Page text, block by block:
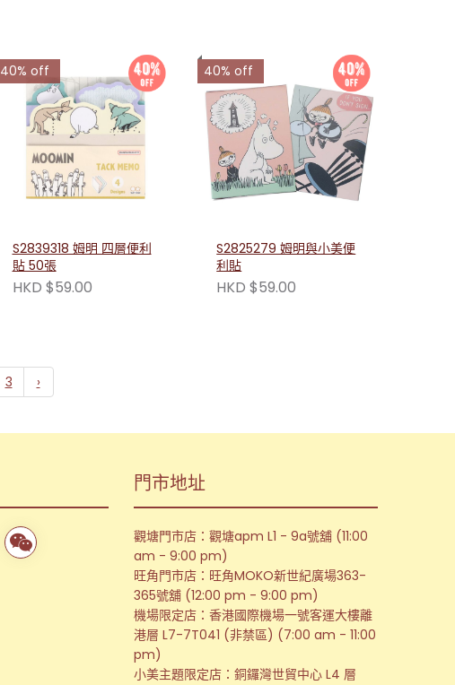
40% off
S2839318 姆明 四層便利
貼 50張
HKD $59.00
40% off
S2825279 姆明與小美便
利貼
HKD $59.00
3 ›
門市地址
觀塘門市店：觀塘apm L1 - 9a號舖 (11:00
am - 9:00 pm)
旺角門市店：旺角MOKO新世紀廣場363-
365號舖 (12:00 pm - 9:00 pm)
機場限定店：香港國際機場一號客運大樓離
港層 L7-7T041 (非禁區) (7:00 am - 11:00
pm)
小美主題限定店：銅鑼灣世貿中心 L4 層